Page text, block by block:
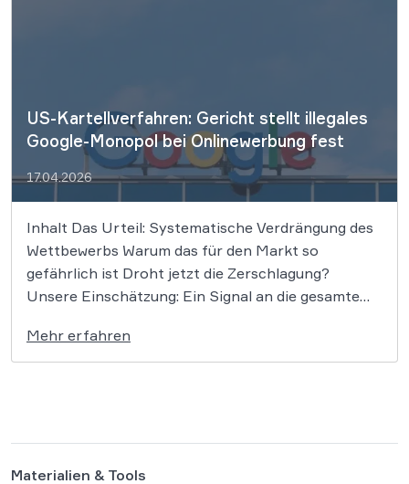
US-Kartellverfahren: Gericht stellt illegales
Google-Monopol bei Onlinewerbung fest
17.04.2026
Inhalt Das Urteil: Systematische Verdrängung des
Wettbewerbs Warum das für den Markt so
gefährlich ist Droht jetzt die Zerschlagung?
Unsere Einschätzung: Ein Signal an die gesamte
entschieden: Google hat den Markt für Online-
Werbung jahrelang unrechtmäßig kontrolliert und
Mehr erfahren
Materialien & Tools